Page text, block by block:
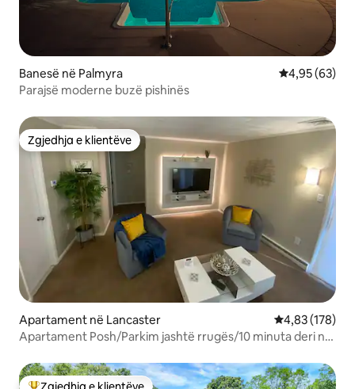
Banesë në Palmyra Vlerësimi
4,95 (63)
Parajsë moderne buzë pishinës
Zgjedhja e klientëve
Zgjedhja e klientëve
Apartament në Lancaster Vlerësimi
4,83 (178)
Apartament Posh/Parkim jashtë rrugës/10 minuta deri në